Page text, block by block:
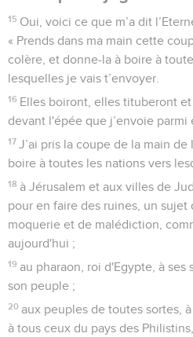
15 Oui, voici ce que m’a dit
« Prends dans ma main cette
colère, et donne-la à boire à
lesquelles je vais t’envoyer.
16 Elles boiront, elles tituberont
devant l'épée que j’envoie parmi
17 J’ai pris la coupe de la main
boire à toutes les nations vers
18 à Jérusalem et aux villes de
pour en faire des ruines, un sujet
moquerie et de malédiction,
aujourd'hui ;
19 au pharaon, roi d'Egypte, à
son peuple ;
20 aux peuples de toutes sortes,
à tous ceux du pays des